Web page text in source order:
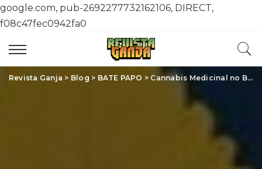
google.com, pub-2692277732162106, DIRECT,
f08c47fec0942fa0
Revista Ganja > Blog > BATE PAPO > Cannabis Medicinal no Brasil: Avanços, Desafios e Oportunidades